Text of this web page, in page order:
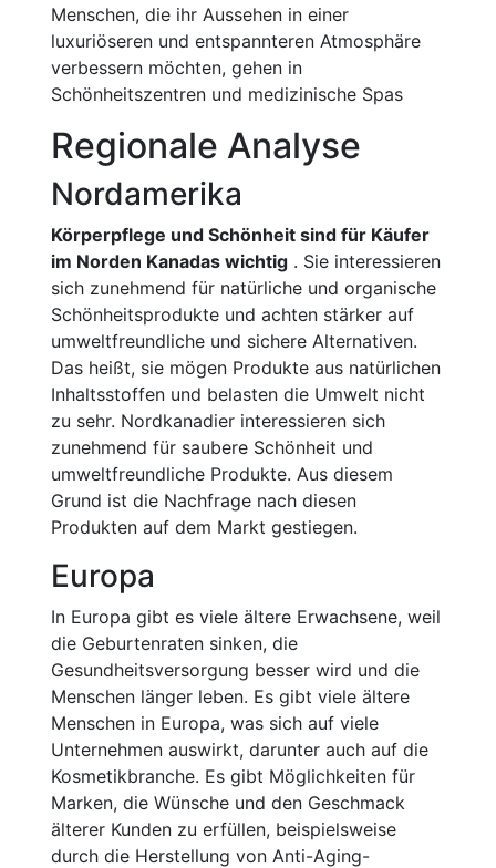
Menschen, die ihr Aussehen in einer
luxuriöseren und entspannteren Atmosphäre
verbessern möchten, gehen in
Schönheitszentren und medizinische Spas
Regionale Analyse
Nordamerika
Körperpflege und Schönheit sind für Käufer
im Norden Kanadas wichtig . Sie interessieren
sich zunehmend für natürliche und organische
Schönheitsprodukte und achten stärker auf
umweltfreundliche und sichere Alternativen.
Das heißt, sie mögen Produkte aus natürlichen
Inhaltsstoffen und belasten die Umwelt nicht
zu sehr. Nordkanadier interessieren sich
zunehmend für saubere Schönheit und
umweltfreundliche Produkte. Aus diesem
Grund ist die Nachfrage nach diesen
Produkten auf dem Markt gestiegen.
Europa
In Europa gibt es viele ältere Erwachsene, weil
die Geburtenraten sinken, die
Gesundheitsversorgung besser wird und die
Menschen länger leben. Es gibt viele ältere
Menschen in Europa, was sich auf viele
Unternehmen auswirkt, darunter auch auf die
Kosmetikbranche. Es gibt Möglichkeiten für
Marken, die Wünsche und den Geschmack
älterer Kunden zu erfüllen, beispielsweise
durch die Herstellung von Anti-Aging-